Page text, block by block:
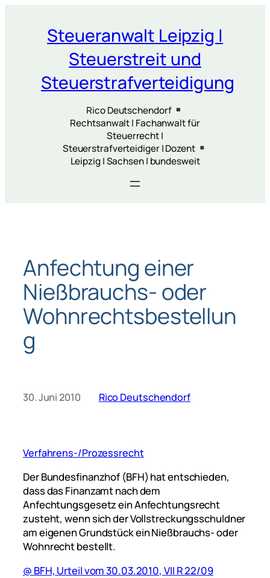
springenSteueranwalt Leipzig |
Steuerstreit und
Steuerstrafverteidigung
Rico Deutschendorf
Rechtsanwalt | Fachanwalt für
Steuerrecht |
Steuerstrafverteidiger | Dozent
Leipzig | Sachsen | bundesweit
Anfechtung einer
Nießbrauchs- oder
Wohnrechtsbestellun
g
30. Juni 2010 Rico Deutschendorf
Verfahrens-/Prozessrecht
Der Bundesfinanzhof (BFH) hat entschieden,
dass das Finanzamt nach dem
Anfechtungsgesetz ein Anfechtungsrecht
zusteht, wenn sich der Vollstreckungsschuldner
am eigenen Grundstück ein Nießbrauchs- oder
Wohnrecht bestellt.
@ BFH, Urteil vom 30.03.2010, VII R 22/09